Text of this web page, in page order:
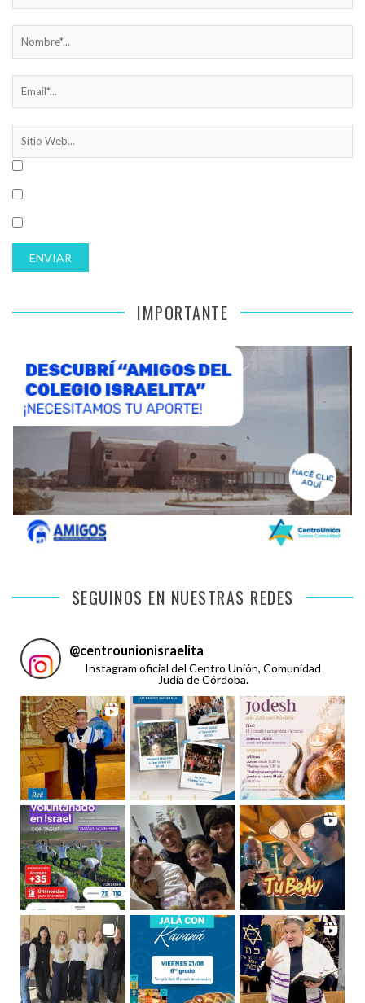
IMPORTANTE
SEGUINOS EN NUESTRAS REDES
@centrounionisraelita
Instagram oficial del Centro Unión, Comunidad
Judía de Córdoba.